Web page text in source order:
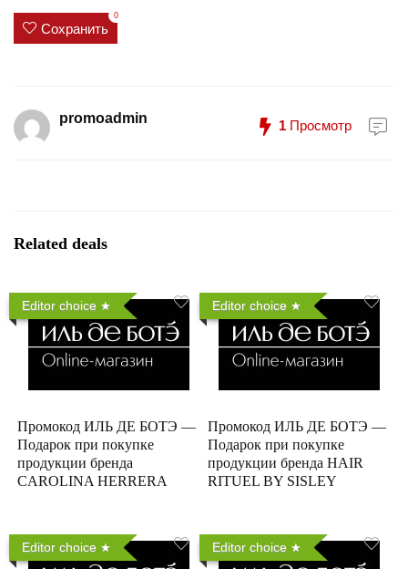
Сохранить
0
promoadmin 1 Просмотр
Related deals
Editor choice
Промокод ИЛЬ ДЕ БОТЭ —
Подарок при покупке
продукции бренда
CAROLINA HERRERA
Editor choice
Промокод ИЛЬ ДЕ БОТЭ —
Подарок при покупке
продукции бренда HAIR
RITUEL BY SISLEY
Editor choice Editor choice